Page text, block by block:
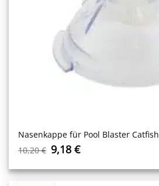
Nasenkappe für Pool Blaster Catfish
10,20€ Ursprünglicher
Preis
war:
10,20 €
9,18€Aktueller
ist:
9,18 €.